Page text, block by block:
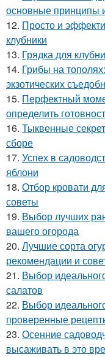
основные принципы
12. Просто и
клубники
13. Грядка для
14. Грибы на
экзотических
15. Перфектный
определить
16. Тыквенные
сборе
17. Успех в
яблони
18. Отбор кровати
советы
19. Выбор лучших
вашего огорода
20. Лучшие сорта
рекомендации и
21. Выбор
салатов
22. Выбор
проверенные
23. Осенние
высаживать в это